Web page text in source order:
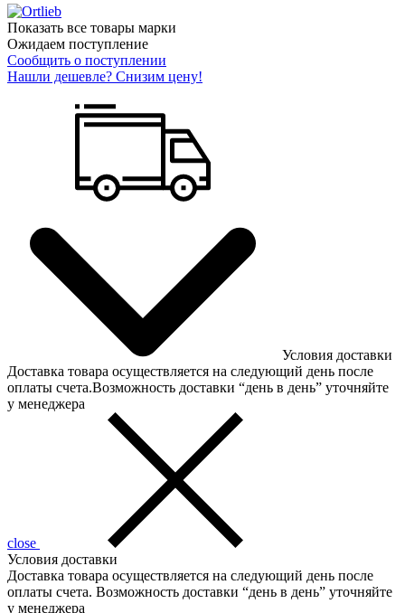
Показать все товары марки
Ожидаем поступление
Сообщить о поступлении
Нашли дешевле? Снизим цену!
Условия доставки
Доставка товара осуществляется на следующий день после
оплаты счета.Возможность доставки “день в день” уточняйте
у менеджера
close
Условия доставки
Доставка товара осуществляется на следующий день после
оплаты счета. Возможность доставки “день в день” уточняйте
у менеджера